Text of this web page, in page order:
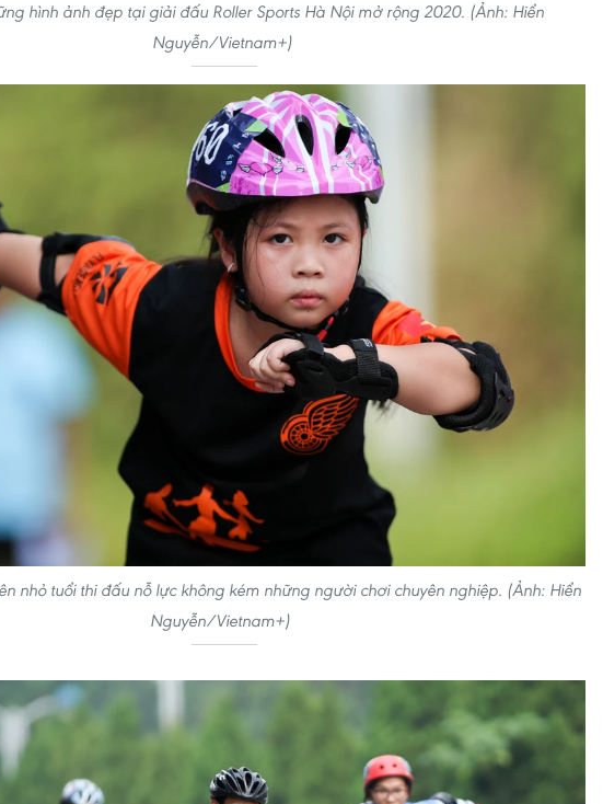
hình ảnh đẹp tại giải đấu Roller Sports Hà Nội mở rộng 2020. (Ảnh: Hiển
Nguyễn/Vietnam+)
nhỏ tuổi thi đấu nỗ lực không kém những người chơi chuyên nghiệp. (Ảnh: Hiển
Nguyễn/Vietnam+)